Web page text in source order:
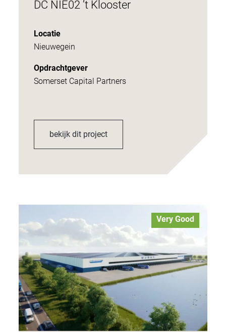
DC NIE02 ’t Klooster
Locatie
Nieuwegein
Opdrachtgever
Somerset Capital Partners
bekijk dit project
Very Good